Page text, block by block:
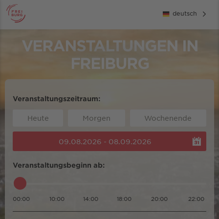
deutsch
VERANSTALTUNGEN IN
FREIBURG
Veranstaltungszeitraum:
Heute Morgen Wochenende
09.08.2026 - 08.09.2026
Veranstaltungsbeginn ab:
00:00 10:00 14:00 18:00 20:00 22:00